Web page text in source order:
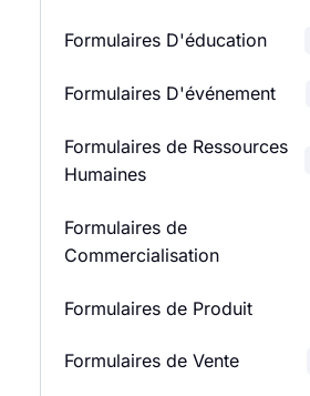
Sondages de feedback
Études de Marché
Sondages scolaires
Sondages marketing
Sondages produit
Sondages de Recherche
Formulaires D'éducation
Formulaires D'événement
Formulaires de Ressources
Humaines
Formulaires de
Commercialisation
Formulaires de Produit
Formulaires de Vente